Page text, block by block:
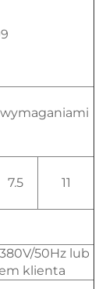
wymaganiami
7.5 11
50Hz lub
klienta